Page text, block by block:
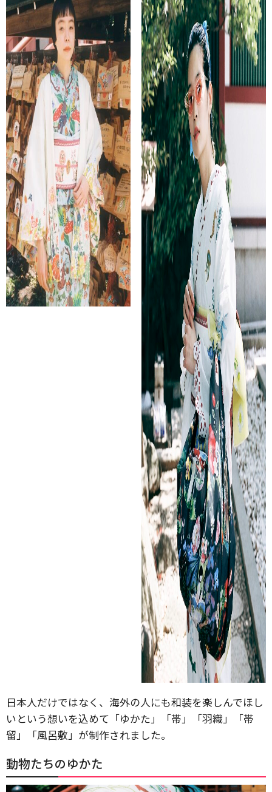
日本人だけではなく、海外の人にも和装を楽しんでほし
いという想いを込めて「ゆかた」「帯」「羽織」「帯
留」「風呂敷」が制作されました。
動物たちのゆかた